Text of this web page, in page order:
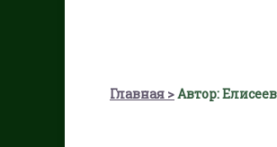
Главная Автор: